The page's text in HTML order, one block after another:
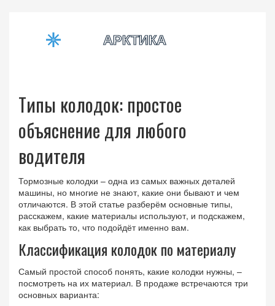
Типы колодок: простое
объяснение для любого
водителя
Тормозные колодки – одна из самых важных деталей
машины, но многие не знают, какие они бывают и чем
отличаются. В этой статье разберём основные типы,
расскажем, какие материалы используют, и подскажем,
как выбрать то, что подойдёт именно вам.
Классификация колодок по материалу
Самый простой способ понять, какие колодки нужны, –
посмотреть на их материал. В продаже встречаются три
основных варианта: